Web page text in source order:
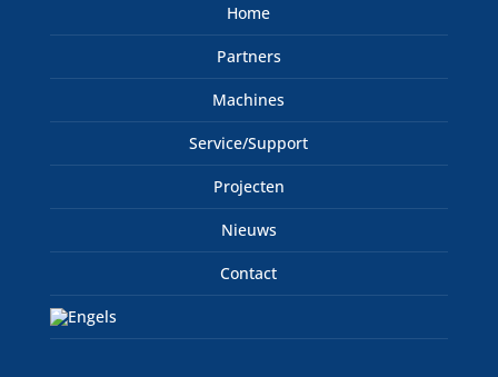
Home
Partners
Machines
Service/Support
Projecten
Nieuws
Contact